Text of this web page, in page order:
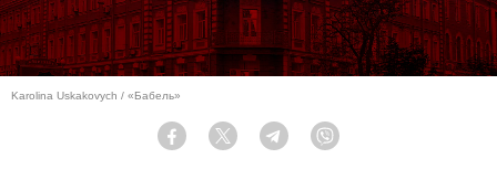
Karolina Uskakovych / «Бабель»
Facebook Twitter Telegram